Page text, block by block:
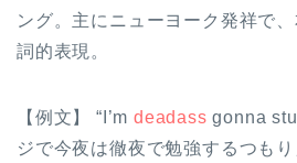
ング。主にニューヨーク発祥で
詞的表現。
【例文】 “I’m deadass gonna
ジで今夜は徹夜で勉強するつもり